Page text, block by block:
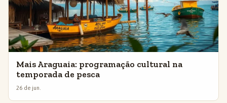
Mais Araguaia: programação cultural na
temporada de pesca
26 de jun.